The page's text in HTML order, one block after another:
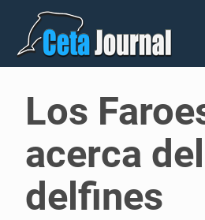
Los
acerca
delfines